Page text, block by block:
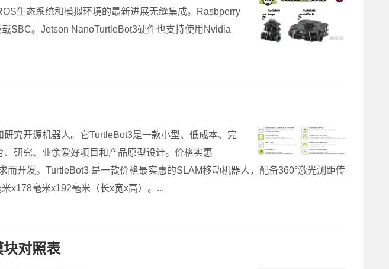
生态系统和模拟环境的最新进展无缝集成。Rasbperry
SBC。Jetson NanoTurtleBot3硬件也支持使用Nvidia
究开源机器人。它TurtleBot3是一款小型、低成本、完
研究、业余爱好项目和产品原型设计。价格实惠
开发。TurtleBot3 是一款价格最实惠的SLAM移动机器人，配备360°激光测距传
x178毫米x192毫米（长x宽x高）。...
对照表